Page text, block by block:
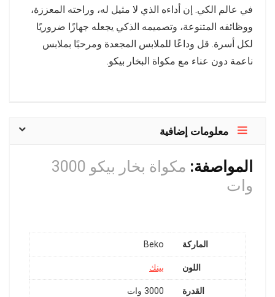
في عالم الكي. إن أداءه الذي لا مثيل له، وراحته المعززة،
ووظائفه المتنوعة، وتصميمه الذكي يجعله جهازًا ضروريًا
لكل أسرة. قل وداعًا للملابس المجعدة ومرحبًا بملابس
ناعمة دون عناء مع مكواة البخار بيكو.
معلومات إضافية
المواصفة:
مكواة بخار بيكو 3000
وات
الماركة Beko
اللون بينك
القدرة 3000 وات